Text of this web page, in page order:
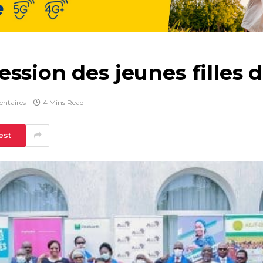
des jeunes filles
4 Mins Read